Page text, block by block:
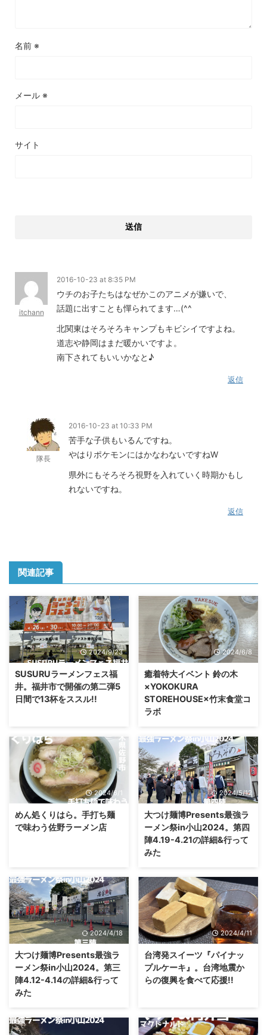
名前 ※
メール ※
サイト
itchann
2016-10-23 at 8:35 PM
ウチのお子たちはなぜかこのアニメが嫌いで、
話題に出すことも憚られてます…(^^ゞ
北関東はそろそろキャンプもキビシイですよね。
道志や静岡はまだ暖かいですよ。
南下されてもいいかなと♪
返信
隊長
2016-10-23 at 10:33 PM
苦手な子供もいるんですね。
やはりポケモンにはかなわないですねW
県外にもそろそろ視野を入れていく時期かもし
れないですね。
返信
関連記事
2024/9/23
SUSURUラーメンフェス福
井。福井市で開催の第二弾5
日間で13杯をススル!!
2024/6/8
癒着特大イベント 鈴の木
×YOKOKURA
STOREHOUSE×竹末食堂コ
ラボ
2024/6/1
めん処くりはら。手打ち麺
で味わう佐野ラーメン店
2024/5/12
大つけ麺博Presents最強ラ
ーメン祭in小山2024。第四
陣4.19-4.21の詳細&行って
みた
2024/4/18
大つけ麺博Presents最強ラ
ーメン祭in小山2024。第三
陣4.12-4.14の詳細&行って
みた
2024/4/11
台湾発スイーツ『パイナッ
プルケーキ』。台湾地震か
らの復興を食べて応援!!